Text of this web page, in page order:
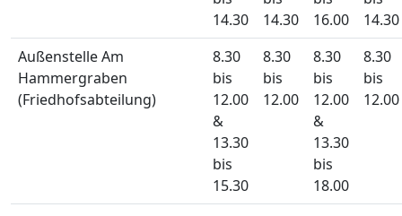
14.30
14.30
16.00
14.30
Außenstelle Am
Hammergraben
(Friedhofsabteilung)
8.30
bis
12.00
&
13.30
bis
15.30
8.30
bis
12.00
8.30
bis
12.00
&
13.30
bis
18.00
8.30
bis
12.00